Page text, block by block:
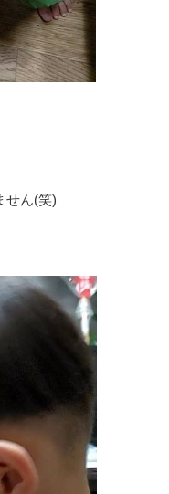
せん(笑)